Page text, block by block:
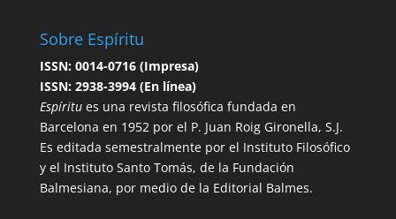
Sobre Espíritu
ISSN: 0014-0716 (Impresa)
ISSN: 2938-3994 (En línea)
Espíritues una revista filosófica fundada en
Barcelona en 1952 por el P. Juan Roig Gironella, S.J.
Es editada semestralmente por el Instituto Filosófico
y el Instituto Santo Tomás, de la Fundación
Balmesiana, por medio de la Editorial Balmes.